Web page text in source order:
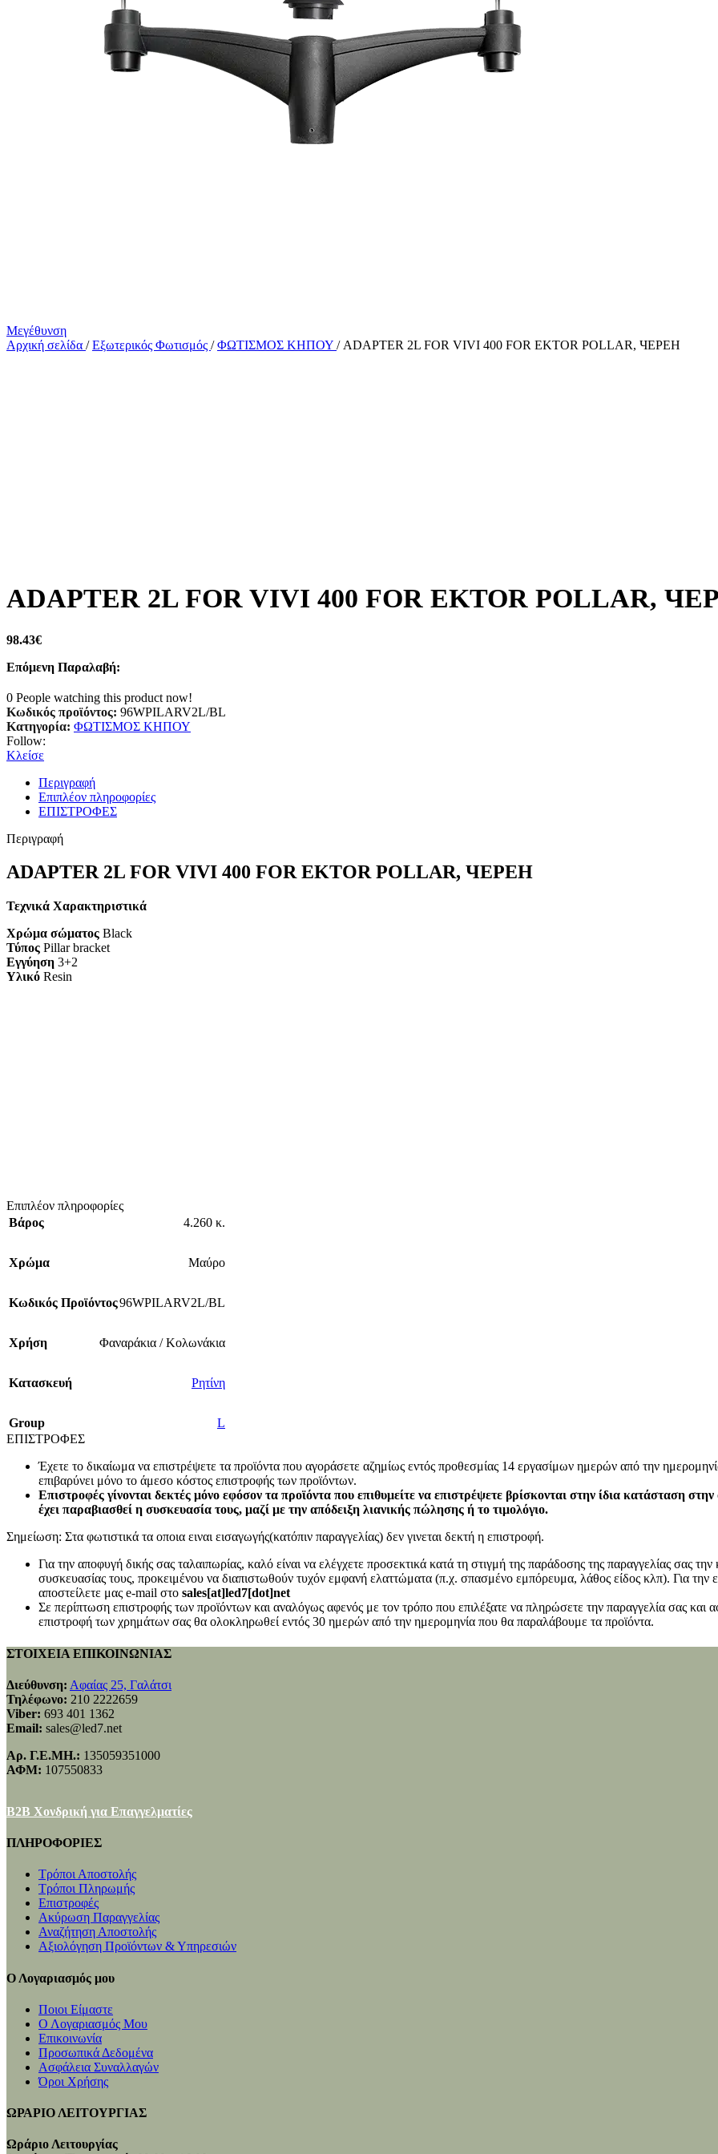
Μεγέθυνση
Αρχική σελίδα / Εξωτερικός Φωτισμός / ΦΩΤΙΣΜΟΣ ΚΗΠΟΥ / ADAPTER 2L FOR VIVI 400 FOR EKTOR POLLAR, ЧЕРЕН
ADAPTER 2L FOR VIVI 400 FOR EKTOR POLLAR,
98.43€
Επόμενη Παραλαβή:
0 People watching this product now!
Κωδικός προϊόντος: 96WPILARV2L/BL
Κατηγορία: ΦΩΤΙΣΜΟΣ ΚΗΠΟΥ
Follow:
Κλείσε
Περιγραφή
Επιπλέον πληροφορίες
ΕΠΙΣΤΡΟΦΕΣ
Περιγραφή
ADAPTER 2L FOR VIVI 400 FOR EKTOR POLLAR, ЧЕРЕН
Τεχνικά Χαρακτηριστικά
Χρώμα σώματος Black
Τύπος Pillar bracket
Εγγύηση 3+2
Υλικό Resin
Επιπλέον πληροφορίες
Βάρος
4.260 κ.
Χρώμα Μαύρο
Κωδικός Προϊόντος96WPILARV2L/BL
Χρήση Φαναράκια / Κολωνάκια
Κατασκευή Ρητίνη
Group
L
ΕΠΙΣΤΡΟΦΕΣ
Έχετε το δικαίωμα να επιστρέψετε τα προϊόντα που αγοράσετε αζημίως εντός προθεσμίας 14 εργασίμων ημερών από την
επιβαρύνει μόνο το άμεσο κόστος επιστροφής των προϊόντων.
Επιστροφές γίνονται δεκτές μόνο εφόσον τα προϊόντα που επιθυμείτε να επιστρέψετε βρίσκονται στην ίδια κατάσταση
έχει παραβιασθεί η συσκευασία τους, μαζί με την απόδειξη λιανικής πώλησης ή το τιμολόγιο.
Σημείωση: Στα φωτιστικά τα οποια ειναι εισαγωγής(κατόπιν παραγγελίας) δεν γινεται δεκτή η επιστροφή.
Για την αποφυγή δικής σας ταλαιπωρίας, καλό είναι να ελέγχετε προσεκτικά κατά τη στιγμή της παράδοσης της παραγγελίας σας
συσκευασίας τους, προκειμένου να διαπιστωθούν τυχόν εμφανή ελαττώματα (π.χ. σπασμένο εμπόρευμα, λάθος είδος κλπ). Για την
αποστείλετε μας e-mail στο sales[at]led7[dot]net
Σε περίπτωση επιστροφής των προϊόντων και αναλόγως αφενός με τον τρόπο που επιλέξατε να πληρώσετε την παραγγελία σας και
επιστροφή των χρημάτων σας θα ολοκληρωθεί εντός 30 ημερών από την ημερομηνία που θα παραλάβουμε τα προϊόντα.
ΣΤΟΙΧΕΙΑ ΕΠΙΚΟΙΝΩΝΙΑΣ
Διεύθυνση: Αφαίας 25, Γαλάτσι
Τηλέφωνο: 210 2222659
Viber: 693 401 1362
Email: sales@led7.net
Αρ. Γ.Ε.ΜΗ.: 135059351000
ΑΦΜ: 107550833
B2B Χονδρική για Επαγγελματίες
ΠΛΗΡΟΦΟΡΙΕΣ
Τρόποι Αποστολής
Τρόποι Πληρωμής
Επιστροφές
Ακύρωση Παραγγελίας
Αναζήτηση Αποστολής
Αξιολόγηση Προϊόντων & Υπηρεσιών
Ο Λογαριασμός μου
Ποιοι Είμαστε
Ο Λογαριασμός Μου
Επικοινωνία
Προσωπικά Δεδομένα
Ασφάλεια Συναλλαγών
Όροι Χρήσης
ΩΡΑΡΙΟ ΛΕΙΤΟΥΡΓΙΑΣ
Ωράριο Λειτουργίας